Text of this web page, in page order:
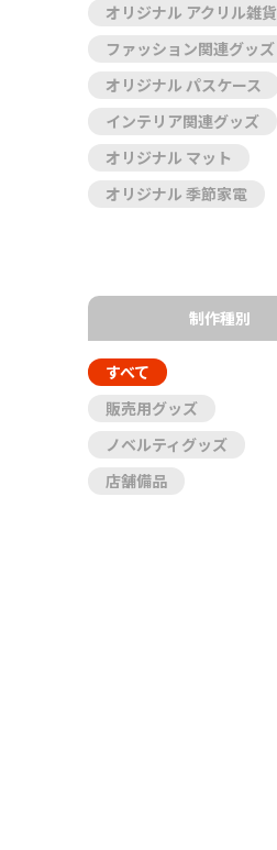
オリジナル アクリル雑貨
ファッション関連グッズ
オリジナル パスケース
インテリア関連グッズ
オリジナル マット
オリジナル 季節家電
制作種別
すべて
販売用グッズ
ノベルティグッズ
店舗備品